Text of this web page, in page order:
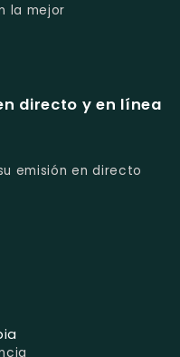
la mejor
directo y en línea
emisión en directo